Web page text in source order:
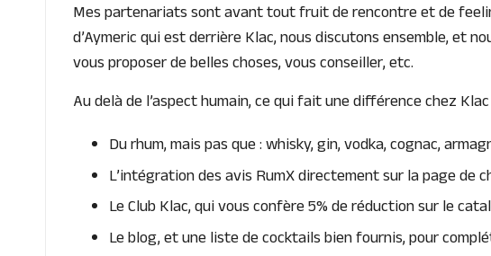
Mes partenariats sont avant tout fruit de rencontre et de
d’Aymeric qui est derrière Klac, nous discutons ensemble, et
vous proposer de belles choses, vous conseiller, etc.
Au delà de l’aspect humain, ce qui fait une différence chez
Du rhum, mais pas que : whisky, gin, vodka, cognac,
L’intégration des avis RumX directement sur la page de
Le Club Klac, qui vous confère 5% de réduction sur le
Le blog, et une liste de cocktails bien fournis, pour